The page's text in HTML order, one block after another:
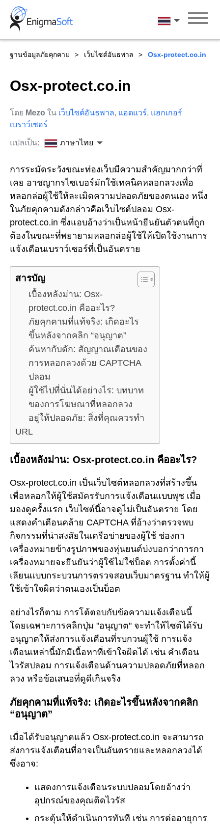
Skip
content
ภาษาไทย
ฐานข้อมูลภัยคุกคาม เว็บไซต์อันธพาล Osx-protect.co.in
Osx-protect.co.in
โดย Mezo ใน เว็บไซต์อันธพาล, แอดแวร์, แฮกเกอร์
เบราว์เซอร์
แปลเป็น: ภาษาไทย
การระมัดระวังขณะท่องเว็บมีความสำคัญมากกว่าที่
เคย อาชญากรไซเบอร์มักใช้เทคนิคหลอกลวงเพื่อ
หลอกล่อผู้ใช้ให้ละเมิดความปลอดภัยของตนเอง หนึ่ง
ในภัยคุกคามดังกล่าวคือเว็บไซต์ปลอม Osx-
protect.co.in ซึ่งแอบอ้างว่าเป็นหน้ายืนยันตัวตนที่ถูก
ต้องในขณะที่พยายามหลอกล่อผู้ใช้ให้เปิดใช้งานการ
แจ้งเตือนเบราว์เซอร์ที่เป็นอันตราย
สารบัญ
เบื้องหลังม่าน: Osx-
protect.co.in คืออะไร?
ภัยคุกคามที่แท้จริง: เกิดอะไร
ขึ้นหลังจากคลิก “อนุญาต”
ค้นหากับดัก: สัญญาณเตือนของ
การหลอกลวงด้วย CAPTCHA
ปลอม
ผู้ใช้ไปที่นั่นได้อย่างไร: บทบาท
ของการโฆษณาที่หลอกลวง
อยู่ให้ปลอดภัย: สิ่งที่คุณควรทำ
URL
เบื้องหลังม่าน: Osx-protect.co.in คืออะไร?
Osx-protect.co.in เป็นเว็บไซต์หลอกลวงที่สร้างขึ้น
เพื่อหลอกให้ผู้ใช้สมัครรับการแจ้งเตือนแบบพุช เมื่อ
มองดูครั้งแรก เว็บไซต์นี้อาจดูไม่เป็นอันตราย โดย
แสดงคำเตือนคล้าย CAPTCHA ที่อ้างว่าตรวจพบ
กิจกรรมที่น่าสงสัยในเครือข่ายของผู้ใช้ ช่องกา
เครื่องหมายข้างรูปภาพของหุ่นยนต์บ่งบอกว่าการกา
เครื่องหมายจะยืนยันว่าผู้ใช้ไม่ใช่บ็อต การตั้งค่านี้
เลียนแบบกระบวนการตรวจสอบเว็บมาตรฐาน ทำให้ผู้
ใช้เข้าใจผิดว่าตนเองเป็นบ็อต
อย่างไรก็ตาม การโต้ตอบกับข้อความแจ้งเตือนนี้
โดยเฉพาะการคลิกปุ่ม "อนุญาต" จะทำให้ไซต์ได้รับ
อนุญาตให้ส่งการแจ้งเตือนที่รบกวนผู้ใช้ การแจ้ง
เตือนเหล่านี้มักมีเนื้อหาที่เข้าใจผิดได้ เช่น คำเตือน
ไวรัสปลอม การแจ้งเตือนด้านความปลอดภัยที่หลอก
ลวง หรือข้อเสนอที่ดูดีเกินจริง
ภัยคุกคามที่แท้จริง: เกิดอะไรขึ้นหลังจากคลิก
“อนุญาต”
เมื่อได้รับอนุญาตแล้ว Osx-protect.co.in จะสามารถ
ส่งการแจ้งเตือนที่อาจเป็นอันตรายและหลอกลวงได้
ซึ่งอาจ:
แสดงการแจ้งเตือนระบบปลอมโดยอ้างว่า
อุปกรณ์ของคุณติดไวรัส
กระตุ้นให้ดำเนินการทันที เช่น การต่ออายุการ